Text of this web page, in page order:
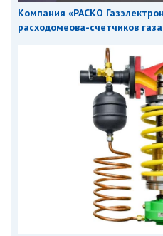
Компания «РАСКО
расходомеова-счетчиков